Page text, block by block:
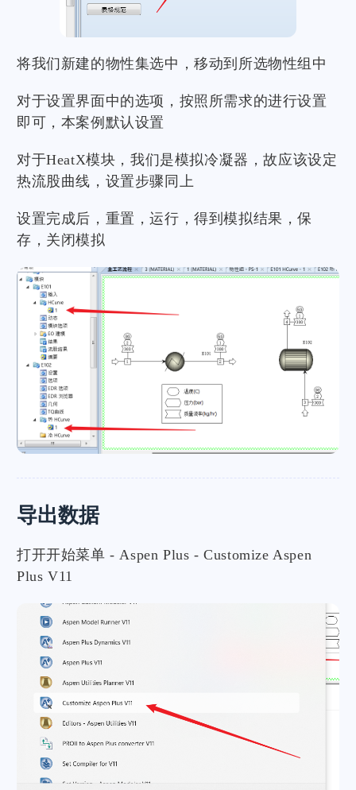
将我们新建的物性集选中，移动到所选物性组中
对于设置界面中的选项，按照所需求的进行设置
即可，本案例默认设置
对于HeatX模块，我们是模拟冷凝器，故应该设定
热流股曲线，设置步骤同上
设置完成后，重置，运行，得到模拟结果，保
存，关闭模拟
导出数据
打开开始菜单 - Aspen Plus - Customize Aspen
Plus V11